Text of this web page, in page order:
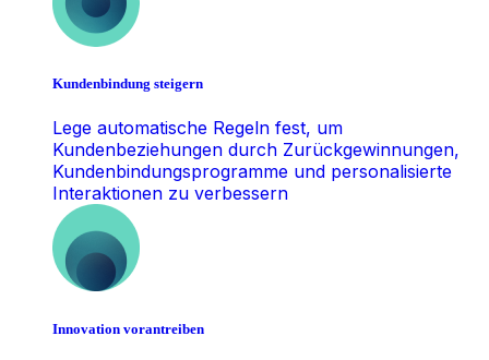
Kundenbindung steigern
Lege automatische Regeln fest, um
Kundenbeziehungen durch Zurückgewinnungen,
Kundenbindungsprogramme und personalisierte
Interaktionen zu verbessern
Innovation vorantreiben